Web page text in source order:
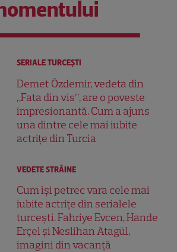
SERIALE TURCEŞTI
Demet Özdemir, vedeta din
„Fata din vis”, are o poveste
impresionantă. Cum a ajuns
una dintre cele mai iubite
actrițe din Turcia
VEDETE STRĂINE
Cum își petrec vara cele mai
iubite actrițe din serialele
turcești. Fahriye Evcen, Hande
Erçel și Neslihan Atagül,
imagini din vacanță